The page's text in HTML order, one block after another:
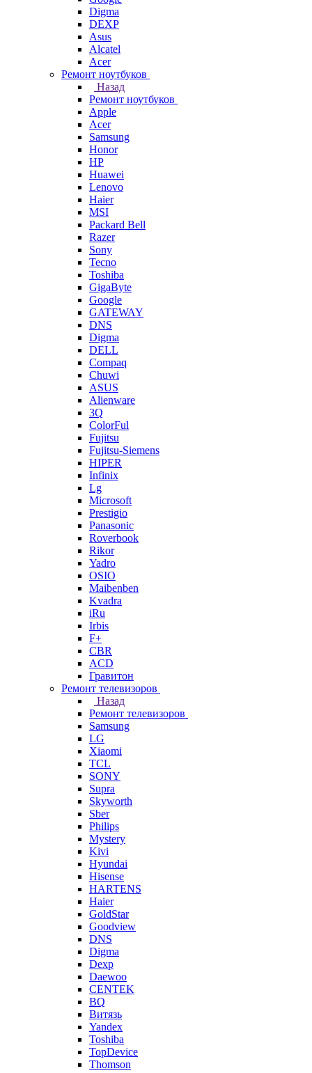
Digma
DEXP
Asus
Alcatel
Acer
Ремонт ноутбуков
Назад
Ремонт ноутбуков
Apple
Acer
Samsung
Honor
HP
Huawei
Lenovo
Haier
MSI
Packard Bell
Razer
Sony
Tecno
Toshiba
GigaByte
Google
GATEWAY
DNS
Digma
DELL
Compaq
Chuwi
ASUS
Alienware
3Q
ColorFul
Fujitsu
Fujitsu-Siemens
HIPER
Infinix
Lg
Microsoft
Prestigio
Panasonic
Roverbook
Rikor
Yadro
OSIO
Maibenben
Kvadra
iRu
Irbis
F+
CBR
ACD
Гравитон
Ремонт телевизоров
Назад
Ремонт телевизоров
Samsung
LG
Xiaomi
TCL
SONY
Supra
Skyworth
Sber
Philips
Mystery
Kivi
Hyundai
Hisense
HARTENS
Haier
GoldStar
Goodview
DNS
Digma
Dexp
Daewoo
CENTEK
BQ
Витязь
Yandex
Toshiba
TopDevice
Thomson